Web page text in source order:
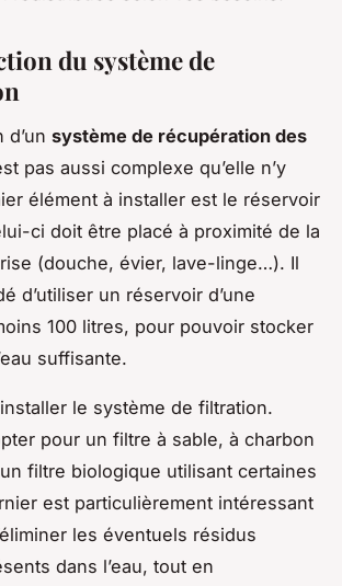
du système de
système de récupération des
pas aussi complexe qu’elle n’y
élément à installer est le réservoir
ci doit être placé à proximité de la
(douche, évier, lave-linge…). Il
d’utiliser un réservoir d’une
100 litres, pour pouvoir stocker
suffisante.
le système de filtration.
pour un filtre à sable, à charbon
filtre biologique utilisant certaines
est particulièrement intéressant
les éventuels résidus
dans l’eau, tout en